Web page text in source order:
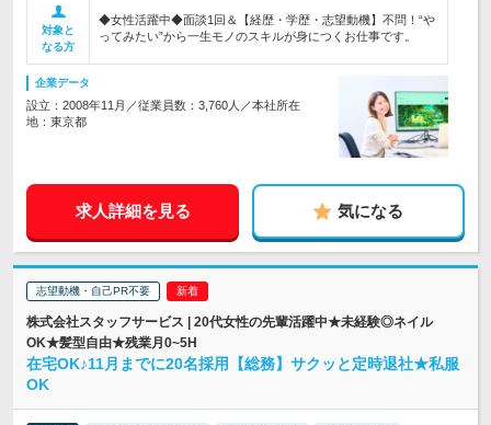
対象と
なる方
◆女性活躍中◆面談1回＆【経歴・学歴・志望動機】不問！“や
ってみたい”から一生モノのスキルが身につくお仕事です。
企業データ
設立：2008年11月／従業員数：3,760人／本社所在
地：東京都
求人詳細を見る 気になる
志望動機・自己PR不要
株式会社スタッフサービス | 20代女性の先輩活躍中★未経験◎ネイル
OK★髪型自由★残業月0~5H
在宅OK♪11月までに20名採用【総務】サクッと定時退社★私服
OK